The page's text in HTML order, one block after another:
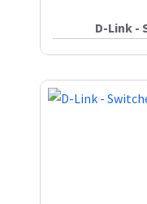
D-Link -